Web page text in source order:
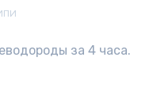
за 4 часа.